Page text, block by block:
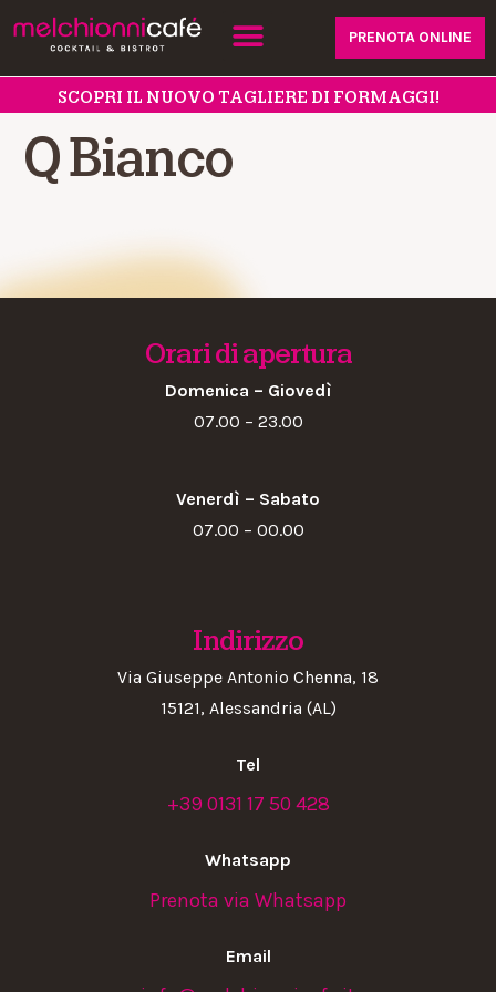
PRENOTA ONLINE
SCOPRI IL NUOVO TAGLIERE DI FORMAGGI!
Q Bianco
Orari di apertura
Domenica – Giovedì
07.00 – 23.00
Venerdì – Sabato
07.00 – 00.00
Indirizzo
Via Giuseppe Antonio Chenna, 18
15121, Alessandria (AL)
Tel
+39 0131 17 50 428
Whatsapp
Prenota via Whatsapp
Email